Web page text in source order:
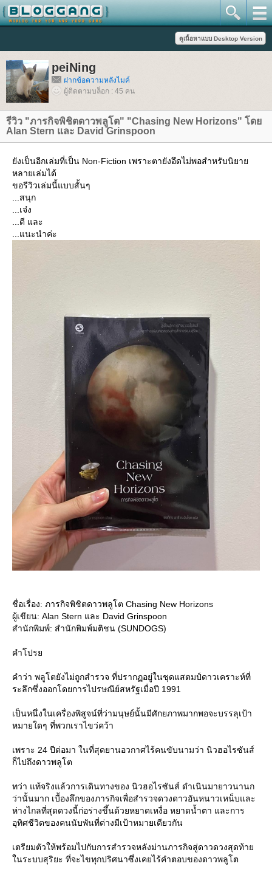
peiNing
ฝากข้อความหลังไมค์
ผู้ติดตามบล็อก : 45 คน
รีวิว "ภารกิจพิชิตดาวพลูโต" "Chasing New Horizons" โด
Alan Stern และ David Grinspoon
ังเป็นอีกเล่มที่เป็น Non-Fiction เพราะตายังอึดไม่พอสำหรับนิยา
หลายเล่มได้
ขอรีวิวเล่มนี้แบบสั้นๆ
...สนุก
...เจ๋ง
...ดี และ
...แนะนำค่ะ
ชื่อเรื่อง: ภารกิจพิชิตดาวพลูโต Chasing New Horizons
ผู้เขียน: Alan Stern และ David Grinspoon
สำนักพิมพ์: สำนักพิมพ์มติชน (SUNDOGS)
คำโปร
คำว่า พลูโตยังไม่ถูกสำรวจ ที่ปรากฏอยู่ในชุดแสตมป์ดาวเคราะห์ที่
ระลึกซึ่งออกโดยการไปรษณีย์สหรัฐเมื่อปี 1991
เป็นหนึ่งในเครื่องพิสูจน์ที่ว่ามนุษย์นั้นมีศักยภาพมากพอจะบรรลุเป้า
หมายใดๆ ที่พวกเราไขว่คว้า
เพราะ 24 ปีต่อมา ในที่สุดยานอวกาศไร้คนขับนามว่า นิวฮอไรซันส์
ก็ไปถึงดาวพลูโต
ทว่า แท้จริงแล้วการเดินทางของ นิวฮอไรซันส์ ดำเนินมายาวนานก
ว่านั้นมาก เบื้องลึกของภารกิจเพื่อสำรวจดวงดาวอันหนาวเหน็บและ
ห่างไกลที่สุดดวงนี้ก่อร่างขึ้นด้วยหยาดเหงื่อ หยาดน้ำตา และการ
อุทิศชีวิตของคนนับพันที่ต่างมีเป้าหมายเดียวกัน
เตรียมตัวให้พร้อมไปกับการสำรวจหลังม่านภารกิจสู่ดาวดวงสุดท้า
นระบบสุริยะ ที่จะไขทุกปริศนาซึ่งเคยไร้คำตอบของดาวพลูโต